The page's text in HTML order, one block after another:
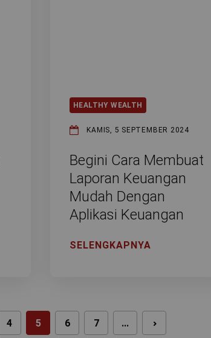
HEALTHY WEALTH
KAMIS, 5 SEPTEMBER 2024
Begini Cara Membuat
Laporan Keuangan
Mudah Dengan
Aplikasi Keuangan
SELENGKAPNYA
4 5 6 7 ... NEXT